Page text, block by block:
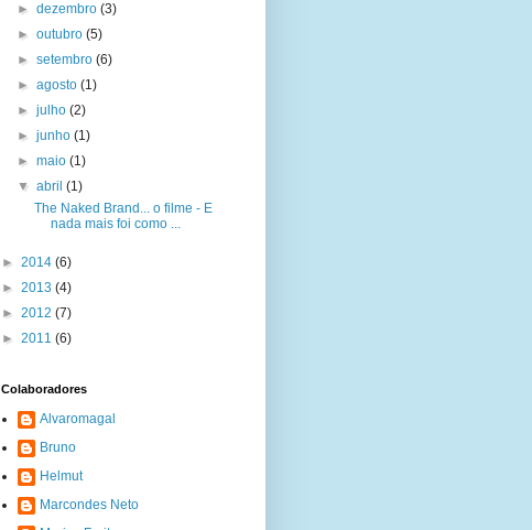
►dezembro(3)
►outubro(5)
►setembro(6)
►agosto(1)
►julho(2)
►junho(1)
►maio(1)
▼abril(1)
The Naked Brand... o filme - E
nada mais foi como ...
► 2014 (6)
► 2013 (4)
► 2012 (7)
► 2011 (6)
Colaboradores
Alvaromagal
Bruno
Helmut
Marcondes Neto